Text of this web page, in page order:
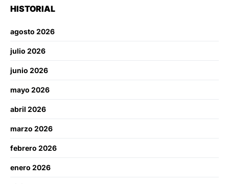
HISTORIAL
agosto 2026
julio 2026
junio 2026
mayo 2026
abril 2026
marzo 2026
febrero 2026
enero 2026